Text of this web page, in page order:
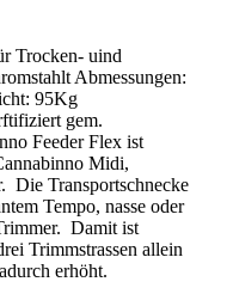
Trocken- uind
Abmessungen:
95Kg
gem.
Feeder Flex ist
Midi,
Die Transportschnecke
Tempo, nasse oder
Damit ist
Trimmstrassen allein
erhöht.